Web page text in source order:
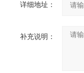
详细地址：
补充说明：